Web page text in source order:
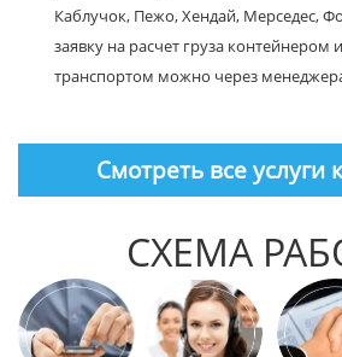
Каблучок, Пежо, Хендай, Мерседес,
заявку на расчет груза
транспортом можно через
Смотреть все услуги
СХЕМА